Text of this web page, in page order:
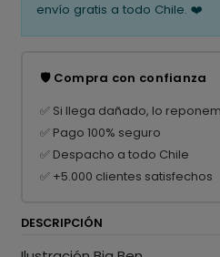
envío gratis a todo Chile. ❤️
🛡️ Compra con confianza
✅ Si llega dañado, lo
✅ Pago 100% seguro
✅ Despacho a todo Chile
✅ +5.000 clientes satisfechos
DESCRIPCIÓN